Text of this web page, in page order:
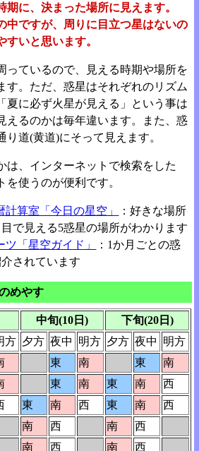
期に、決まった場所に見えます。
中ですが、周りに目立つ星はないの
すいと思います。
っているので、見える時期や場所を
す。ただ、惑星はそれぞれのリズム
夏に必ず火星が見える」という事は
えるのかは毎年違います。また、惑
り道(黄道)にそって見えます。
は、インターネットで検索をした
を使うのが便利です。
計算室「今日の星空」
：好きな場所
で見える5惑星の場所がわかります
ツ「星空ガイド」
：1か月ごとの惑
されています
めやす
中旬(10日)
下旬(20日)
方 夕方 夜中 明方 夕方 夜中
明方
東 南 東
南
東 南 東 南
西
東 南 西 東 南
西
南 西 南
西
南 西 南 西